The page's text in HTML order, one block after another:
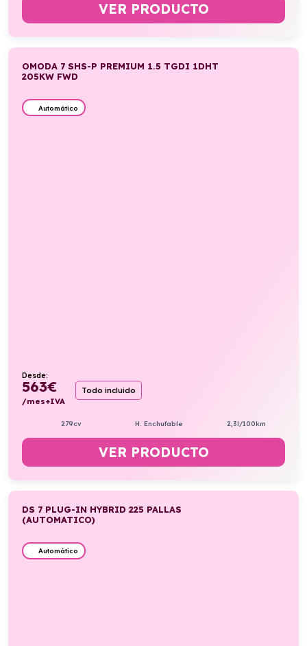
VER PRODUCTO
OMODA 7 SHS-P PREMIUM 1.5 TGDI 1DHT
205KW FWD
Automático
Desde:
563€
/mes+IVA
Todo incluido
279cv H. Enchufable 2,3l/100km
VER PRODUCTO
DS 7 PLUG-IN HYBRID 225 PALLAS
(AUTOMATICO)
Automático